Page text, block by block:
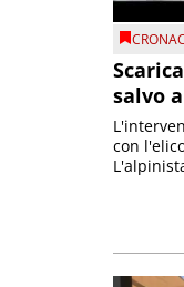
salvo
con